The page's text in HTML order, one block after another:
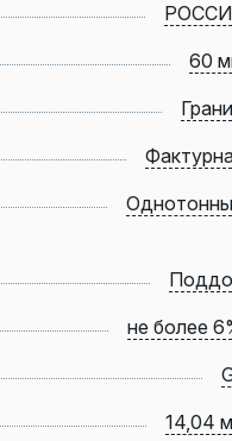
60
не более
14,04